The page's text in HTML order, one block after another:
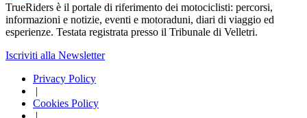
TrueRiders è il portale di riferimento dei motociclisti: percorsi,
informazioni e notizie, eventi e motoraduni, diari di viaggio ed
esperienze. Testata registrata presso il Tribunale di Velletri.
Iscriviti alla Newsletter
Privacy Policy
|
Cookies Policy
|